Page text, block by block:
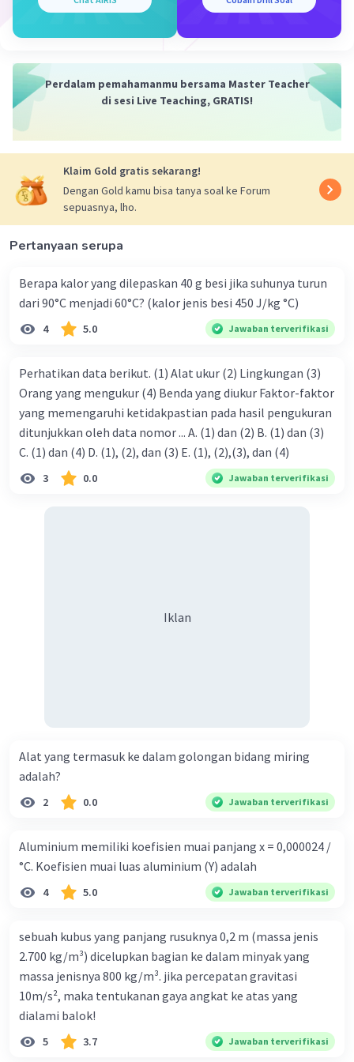
Perdalam pemahamanmu bersama Master Teacher
di sesi Live Teaching, GRATIS!
Klaim Gold gratis sekarang!
Dengan Gold kamu bisa tanya soal ke Forum
sepuasnya, lho.
Pertanyaan serupa
Berapa kalor yang dilepaskan 40 g besi jika suhunya turun
dari 90°C menjadi 60°C? (kalor jenis besi 450 J/kg °C)
4 5.0 Jawaban terverifikasi
Perhatikan data berikut. (1) Alat ukur (2) Lingkungan (3)
Orang yang mengukur (4) Benda yang diukur Faktor-faktor
yang memengaruhi ketidakpastian pada hasil pengukuran
ditunjukkan oleh data nomor ... A. (1) dan (2) B. (1) dan (3)
C. (1) dan (4) D. (1), (2), dan (3) E. (1), (2),(3), dan (4)
3 0.0 Jawaban terverifikasi
Iklan
Alat yang termasuk ke dalam golongan bidang miring
adalah?
2 0.0 Jawaban terverifikasi
Aluminium memiliki koefisien muai panjang x = 0,000024 /
°C. Koefisien muai luas aluminium (Y) adalah
4 5.0 Jawaban terverifikasi
sebuah kubus yang panjang rusuknya 0,2 m (massa jenis
2.700 kg/m³) dicelupkan bagian ke dalam minyak yang
massa jenisnya 800 kg/m³. jika percepatan gravitasi
10m/s², maka tentukanan gaya angkat ke atas yang
dialami balok!
5 3.7 Jawaban terverifikasi